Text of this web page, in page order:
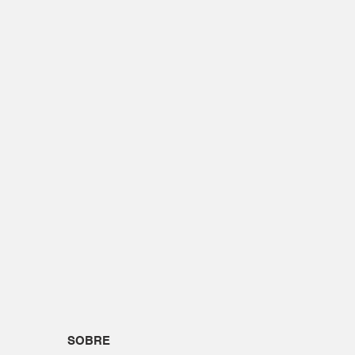
SOBRE